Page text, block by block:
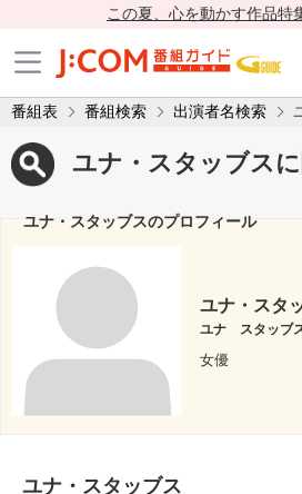
この夏、心を動かす作品特
番組表 番組検索 出演者名検索
ユナ・スタッブス
ユナ・スタッブスのプロフィール
ユナ・スタ
ユナ スタッブ
女優
ユナ・スタッブス